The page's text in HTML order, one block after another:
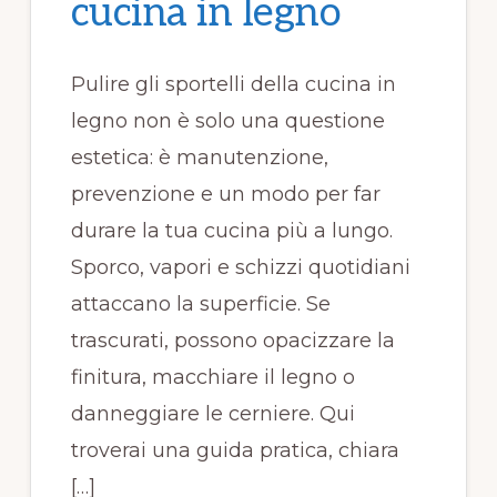
cucina in legno​​
Pulire gli sportelli della cucina in
legno non è solo una questione
estetica: è manutenzione,
prevenzione e un modo per far
durare la tua cucina più a lungo.
Sporco, vapori e schizzi quotidiani
attaccano la superficie. Se
trascurati, possono opacizzare la
finitura, macchiare il legno o
danneggiare le cerniere. Qui
troverai una guida pratica, chiara
[…]